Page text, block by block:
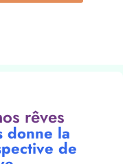
rêves
donne la
de